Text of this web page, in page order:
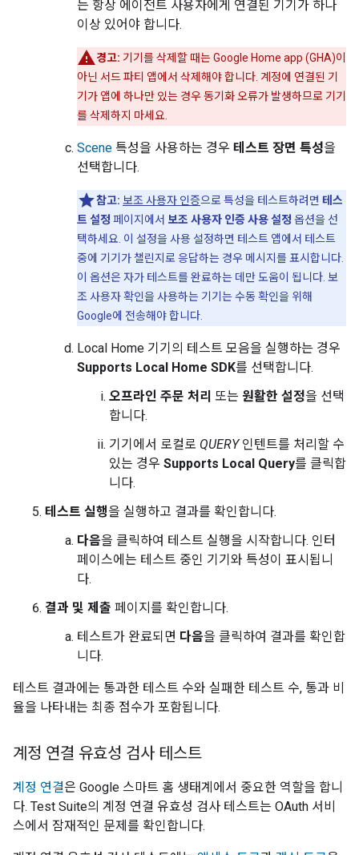
는 항상 에이전트 사용자에게 연결된 기기가 하나
이상 있어야 합니다.
경고: 기기를 삭제할 때는Google Home app (GHA)이
아닌 서드 파티 앱에서 삭제해야 합니다. 계정에 연결된 기
기가 앱에 하나만 있는 경우 동기화 오류가 발생하므로 기기
를 삭제하지 마세요.
Scene 특성을 사용하는 경우 테스트 장면 특성을
선택합니다.
참고: 보조 사용자 인증으로 특성을 테스트하려면 테스
트 설정 페이지에서 보조 사용자 인증 사용 설정 옵션을 선
택하세요. 이 설정을 사용 설정하면 테스트 앱에서 테스트
중에 기기가 챌린지로 응답하는 경우 메시지를 표시합니다.
이 옵션은 자가 테스트를 완료하는 데만 도움이 됩니다. 보
조 사용자 확인을 사용하는 기기는 수동 확인을 위해
Google에 전송해야 합니다.
Local Home 기기의 테스트 모음을 실행하는 경우
Supports Local Home SDK를 선택합니다.
오프라인 주문 처리 또는 원활한 설정을 선택
합니다.
기기에서 로컬로 QUERY인텐트를 처리할 수
있는 경우 Supports Local Query를 클릭합
니다.
테스트 실행을 실행하고 결과를 확인합니다.
다음을 클릭하여 테스트 실행을 시작합니다. 인터
페이스에는 테스트 중인 기기와 특성이 표시됩니
다.
결과 및 제출 페이지를 확인합니다.
테스트가 완료되면 다음을 클릭하여 결과를 확인합
니다.
테스트 결과에는 통과한 테스트 수와 실패한 테스트 수, 통과 비
율을 나타내는 최종 점수가 포함됩니다.
계정 연결 유효성 검사 테스트
계정 연결은 Google 스마트 홈 생태계에서 중요한 역할을 합니
다. Test Suite의 계정 연결 유효성 검사 테스트는 OAuth 서비
스에서 잠재적인 문제를 확인합니다.